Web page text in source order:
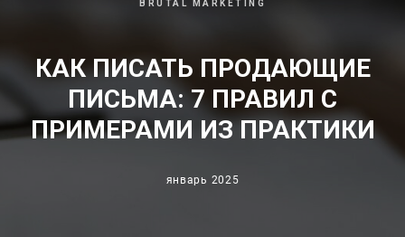
BRUTAL MARKETING
КАК ПИСАТЬ ПРОДАЮЩИЕ
ПИСЬМА: 7 ПРАВИЛ С
ПРИМЕРАМИ ИЗ ПРАКТИКИ
январь 2025